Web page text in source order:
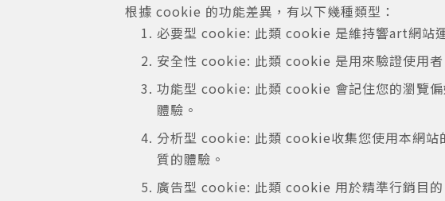
根據 cookie 的功能差異，有以下幾種類型：
必要型 cookie: 此類 cookie 是維持響art網站
安全性 cookie: 此類 cookie 是用來驗證使用者
功能型 cookie: 此類 cookie 會記住您的瀏覽偏
體驗。
分析型 cookie: 此類 cookie收集您使用本網站
質的體驗。
廣告型 cookie: 此類 cookie 用於精準行銷目的